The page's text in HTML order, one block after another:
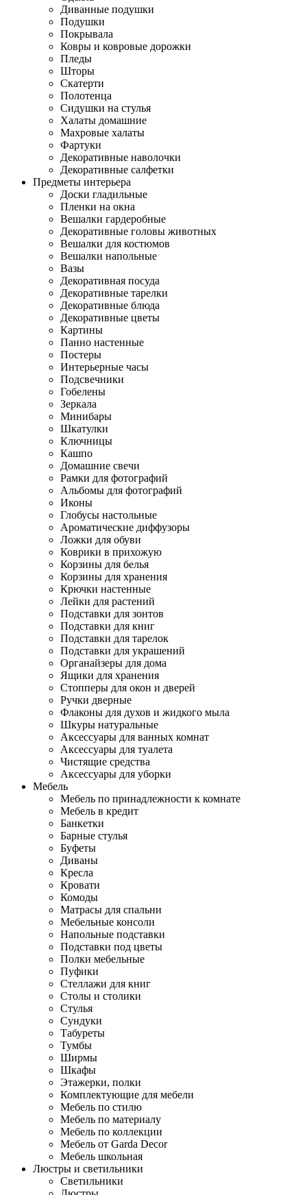
Диванные подушки
Подушки
Покрывала
Ковры и ковровые дорожки
Пледы
Шторы
Скатерти
Полотенца
Сидушки на стулья
Халаты домашние
Махровые халаты
Фартуки
Декоративные наволочки
Декоративные салфетки
Предметы интерьера
Доски гладильные
Пленки на окна
Вешалки гардеробные
Декоративные головы животных
Вешалки для костюмов
Вешалки напольные
Вазы
Декоративная посуда
Декоративные тарелки
Декоративные блюда
Декоративные цветы
Картины
Панно настенные
Постеры
Интерьерные часы
Подсвечники
Гобелены
Зеркала
Минибары
Шкатулки
Ключницы
Кашпо
Домашние свечи
Рамки для фотографий
Альбомы для фотографий
Иконы
Глобусы настольные
Ароматические диффузоры
Ложки для обуви
Коврики в прихожую
Корзины для белья
Корзины для хранения
Крючки настенные
Лейки для растений
Подставки для зонтов
Подставки для книг
Подставки для тарелок
Подставки для украшений
Органайзеры для дома
Ящики для хранения
Стопперы для окон и дверей
Ручки дверные
Флаконы для духов и жидкого мыла
Шкуры натуральные
Аксессуары для ванных комнат
Аксессуары для туалета
Чистящие средства
Аксессуары для уборки
Мебель
Мебель по принадлежности к комнате
Мебель в кредит
Банкетки
Барные стулья
Буфеты
Диваны
Кресла
Кровати
Комоды
Матрасы для спальни
Мебельные консоли
Напольные подставки
Подставки под цветы
Полки мебельные
Пуфики
Стеллажи для книг
Столы и столики
Стулья
Сундуки
Табуреты
Тумбы
Ширмы
Шкафы
Этажерки, полки
Комплектующие для мебели
Мебель по стилю
Мебель по материалу
Мебель по коллекции
Мебель от Garda Decor
Мебель школьная
Люстры и светильники
Светильники